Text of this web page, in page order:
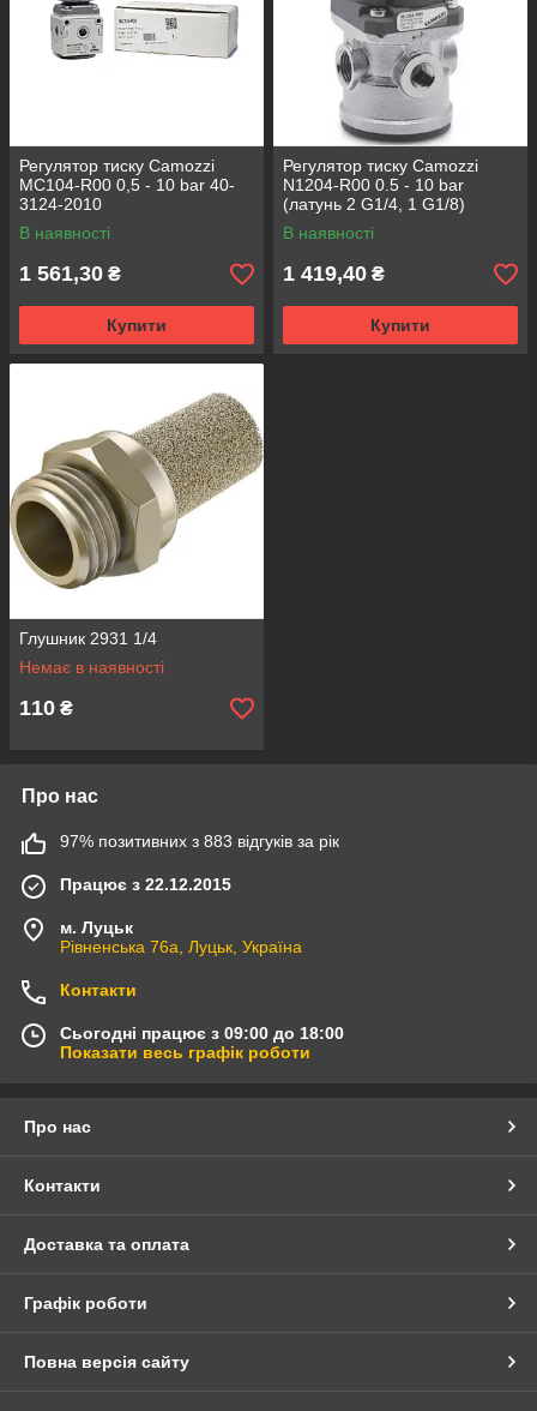
Регулятор тиску Camozzi
MC104-R00 0,5 - 10 bar 40-
3124-2010
В наявності
1 561,30 ₴
Купити
Регулятор тиску Camozzi
N1204-R00 0.5 - 10 bar
(латунь 2 G1/4, 1 G1/8)
В наявності
1 419,40 ₴
Купити
Глушник 2931 1/4
Немає в наявності
110 ₴
Про нас
97% позитивних з 883 відгуків за рік
Працює з 22.12.2015
м. Луцьк
Рівненська 76а, Луцьк, Україна
Контакти
Сьогодні працює з 09:00 до 18:00
Показати весь графік роботи
Про нас
Контакти
Доставка та оплата
Графік роботи
Повна версія сайту